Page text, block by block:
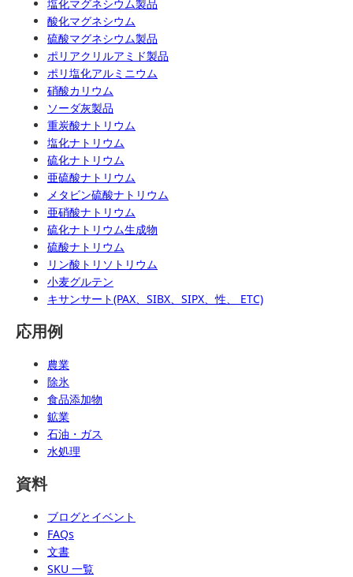
塩化マグネシウム製品
酸化マグネシウム
硫酸マグネシウム製品
ポリアクリルアミド製品
ポリ塩化アルミニウム
硝酸カリウム
ソーダ灰製品
重炭酸ナトリウム
塩化ナトリウム
硫化ナトリウム
亜硫酸ナトリウム
メタビン硫酸ナトリウム
亜硝酸ナトリウム
硫化ナトリウム生成物
硫酸ナトリウム
リン酸トリソトリウム
小麦グルテン
キサンサート(PAX、SIBX、SIPX、性、 ETC)
応用例
農業
除氷
食品添加物
鉱業
石油・ガス
水処理
資料
ブログとイベント
FAQs
文書
SKU 一覧